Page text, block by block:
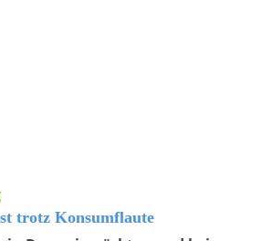
trotz Konsumflaute